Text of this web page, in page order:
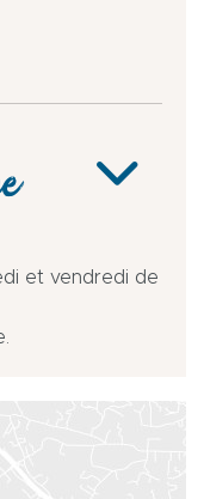
et vendredi de